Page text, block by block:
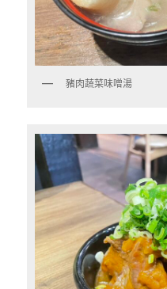
豬肉蔬菜味噌湯